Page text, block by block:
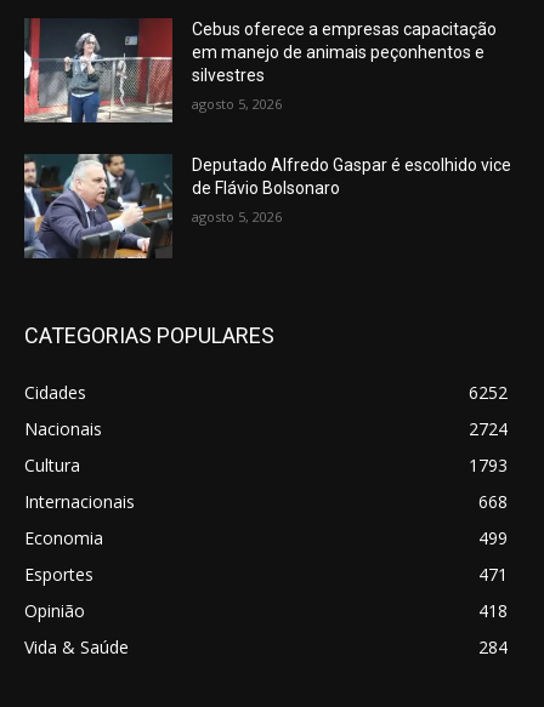
Cebus oferece a empresas capacitação
em manejo de animais peçonhentos e
silvestres
agosto 5, 2026
Deputado Alfredo Gaspar é escolhido vice
de Flávio Bolsonaro
agosto 5, 2026
CATEGORIAS POPULARES
Cidades
6252
Nacionais
2724
Cultura
1793
Internacionais
668
Economia
499
Esportes
471
Opinião
418
Vida & Saúde
284